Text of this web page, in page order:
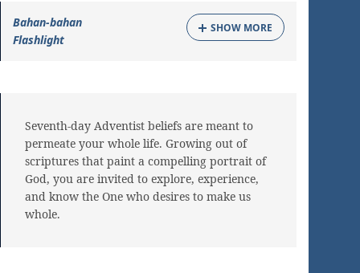
Bahan-bahan
Flashlight
SHOW MORE
Seventh-day Adventist beliefs are meant to
permeate your whole life. Growing out of
scriptures that paint a compelling portrait of
God, you are invited to explore, experience,
and know the One who desires to make us
whole.